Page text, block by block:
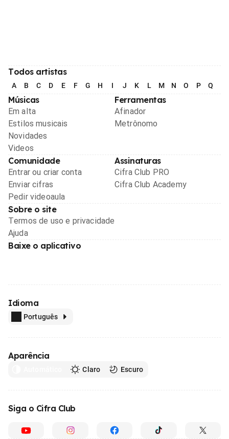
Todos artistas
A B C D E F G H I J K L M N O P Q
Músicas
Em alta
Estilos musicais
Novidades
Videos
Ferramentas
Afinador
Metrônomo
Comunidade
Entrar ou criar conta
Enviar cifras
Pedir videoaula
Assinaturas
Cifra Club PRO
Cifra Club Academy
Sobre o site
Termos de uso e privacidade
Ajuda
Baixe o aplicativo
Idioma
Português
Aparência
Claro Escuro
Siga o Cifra Club